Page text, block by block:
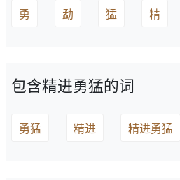
勇 勐 猛 精
包含精进勇猛的词
勇猛 精进 精进勇猛